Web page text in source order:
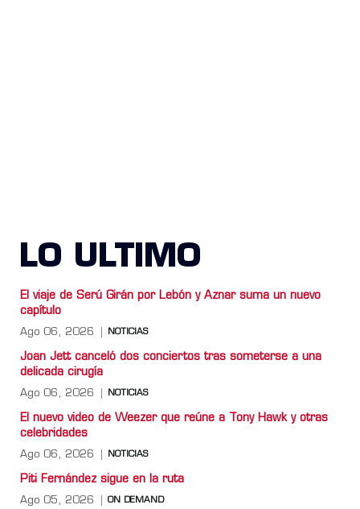
LO ULTIMO
El viaje de Serú Girán por Lebón y Aznar suma un nuevo
capítulo
Ago 06, 2026 NOTICIAS
Joan Jett canceló dos conciertos tras someterse a una
delicada cirugía
Ago 06, 2026 NOTICIAS
El nuevo video de Weezer que reúne a Tony Hawk y otras
celebridades
Ago 06, 2026 NOTICIAS
Piti Fernández sigue en la ruta
Ago 05, 2026 ON DEMAND